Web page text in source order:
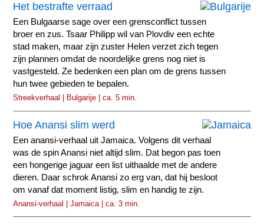
Het bestrafte verraad
Een Bulgaarse sage over een grensconflict tussen
broer en zus. Tsaar Philipp wil van Plovdiv een echte
stad maken, maar zijn zuster Helen verzet zich tegen
zijn plannen omdat de noordelijke grens nog niet is
vastgesteld. Ze bedenken een plan om de grens tussen
hun twee gebieden te bepalen.
Streekverhaal | Bulgarije | ca. 5 min.
Hoe Anansi slim werd
Een anansi-verhaal uit Jamaica. Volgens dit verhaal
was de spin Anansi niet altijd slim. Dat begon pas toen
een hongerige jaguar een list uithaalde met de andere
dieren. Daar schrok Anansi zo erg van, dat hij besloot
om vanaf dat moment listig, slim en handig te zijn.
Anansi-verhaal | Jamaica | ca. 3 min.